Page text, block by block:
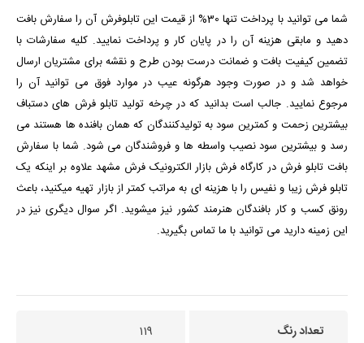
شما می توانید با پرداخت تنها 30% از قیمت این تابلوفرش آن را سفارش بافت
دهید و مابقی هزینه آن را در پایان کار و پرداخت نمایید. کلیه سفارشات با
تضمین کیفیت بافت و ضمانت درست بودن طرح و نقشه برای مشتریان ارسال
خواهد شد و در صورت وجود هرگونه عیب در موارد فوق می توانید آن را
مرجوع نمایید. جالب است بدانید که در چرخه تولید تابلو فرش های دستباف
بیشترین زحمت و کمترین سود به تولیدکنندگان که همان بافنده ها هستند می
رسد و بیشترین سود نصیب واسطه ها و فروشندگان می شود. شما با سفارش
بافت تابلو فرش در کارگاه فرش بازار الکترونیک فرش مشهد علاوه بر اینکه یک
تابلو فرش زیبا و نفیس را با هزینه ای به مراتب کمتر از بازار تهیه میکنید، باعث
رونق کسب و کار بافندگان هنرمند کشور نیز میشوید. اگر سوال دیگری نیز در
این زمینه دارید می توانید با ما تماس بگیرید.
تعداد رنگ 119